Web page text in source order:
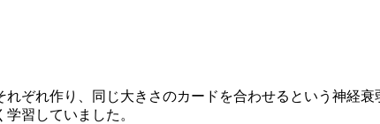
ぞれ作り、同じ大きさのカードを合わせるという神経衰
習していました。